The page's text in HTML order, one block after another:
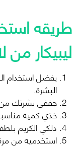
طريقه
ليبيكار
يفضل استخدام
البشرة.
جففي بشرتك من
خذي كمية
دلكي الكريم
استخدميه من